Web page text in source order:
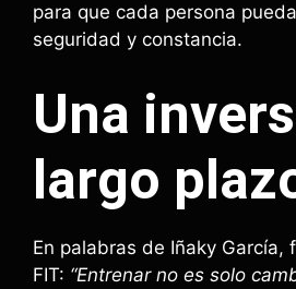
para que cada persona
seguridad y constancia.
Una
largo
En palabras de Iñaky García,
FIT: “Entrenar no es solo